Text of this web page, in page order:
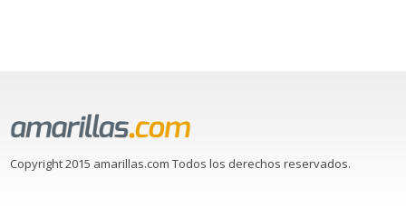
Copyright 2015 amarillas.com Todos los derechos reservados.